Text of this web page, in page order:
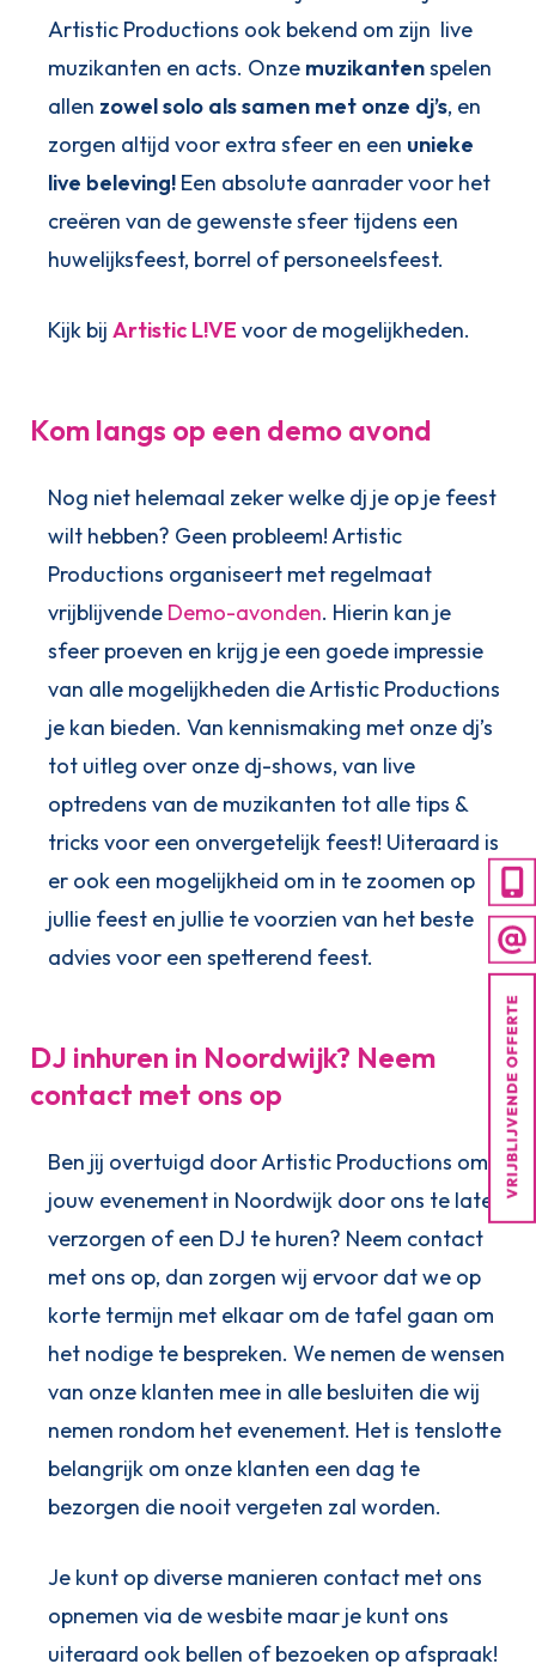
Artistic Productions ook bekend om zijn live
muzikanten en acts. Onze muzikantenspelen
allen zowel solo als samen met onze dj’s, en
zorgen altijd voor extra sfeer en een unieke
live beleving! Een absolute aanrader voor het
creëren van de gewenste sfeer tijdens een
huwelijksfeest, borrel of personeelsfeest.
Kijk bijArtistic L!VE voor de mogelijkheden.
Kom langs op een demo avond
Nog niet helemaal zeker welke dj je op je feest
wilt hebben? Geen probleem! Artistic
Productions organiseert met regelmaat
vrijblijvende Demo-avonden. Hierin kan je
sfeer proeven en krijg je een goede impressie
van alle mogelijkheden die Artistic Productions
je kan bieden. Van kennismaking met onze dj’s
tot uitleg over onze dj-shows, van live
optredens van de muzikanten tot alle tips &
tricks voor een onvergetelijk feest! Uiteraard is
er ook een mogelijkheid om in te zoomen op
jullie feest en jullie te voorzien van het beste
advies voor een spetterend feest.
DJ inhuren in Noordwijk? Neem
contact met ons op
Ben jij overtuigd door Artistic Productions om
jouw evenement in Noordwijk door ons te laten
verzorgen of een DJ te huren? Neem contact
met ons op, dan zorgen wij ervoor dat we op
korte termijn met elkaar om de tafel gaan om
het nodige te bespreken. We nemen de wensen
van onze klanten mee in alle besluiten die wij
nemen rondom het evenement. Het is tenslotte
belangrijk om onze klanten een dag te
bezorgen die nooit vergeten zal worden.
Je kunt op diverse manieren contact met ons
opnemen via de wesbite maar je kunt ons
uiteraard ook bellen of bezoeken op afspraak!